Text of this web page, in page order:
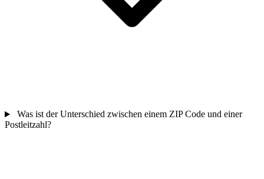
Was ist der Unterschied zwischen einem ZIP Code und einer
Postleitzahl?